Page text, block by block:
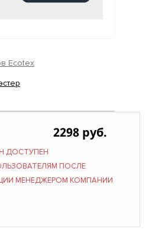
Ecotex
2298 руб.
ДОСТУПЕН
ПОСЛЕ
МЕНЕДЖЕРОМ КОМПАНИИ